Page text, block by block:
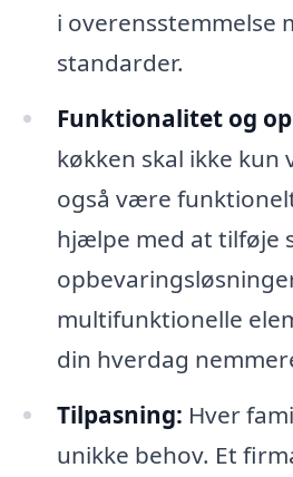
i overensstemmelse
standarder.
Funktionalitet og
køkken skal ikke
også være
hjælpe med at tilføje
multifunktionelle
din hverdag
Tilpasning: Hver
unikke behov. Et